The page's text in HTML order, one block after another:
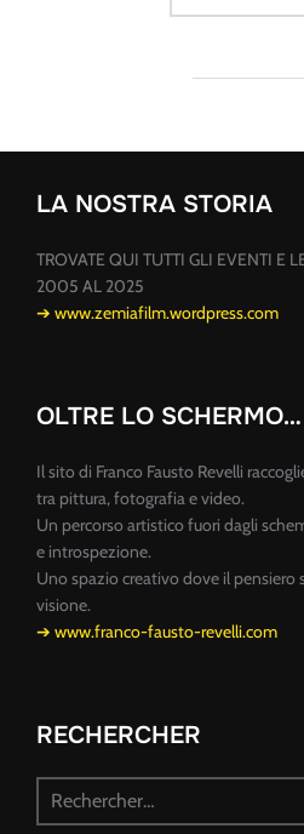
LA NOSTRA STORIA
TROVATE QUI TUTTI GLI EVENTI E
2005 AL 2025
➔ www.zemiafilm.wordpress.com
OLTRE LO SCHERMO…
Il sito di Franco Fausto Revelli
tra pittura, fotografia e video.
Un percorso artistico fuori dagli
e introspezione.
Uno spazio creativo dove il pensiero
visione.
➔ www.franco-fausto-revelli.com
RECHERCHER
Recherche